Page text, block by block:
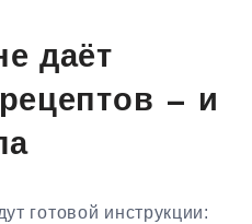
даёт
— и
готовой инструкции: